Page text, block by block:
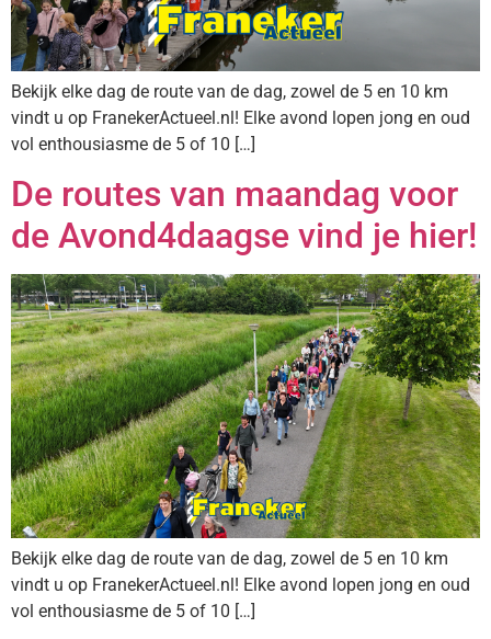
Bekijk elke dag de route van de dag, zowel de 5 en 10 km
vindt u op FranekerActueel.nl! Elke avond lopen jong en oud
vol enthousiasme de 5 of 10 […]
De routes van maandag voor
de Avond4daagse vind je hier!
Bekijk elke dag de route van de dag, zowel de 5 en 10 km
vindt u op FranekerActueel.nl! Elke avond lopen jong en oud
vol enthousiasme de 5 of 10 […]